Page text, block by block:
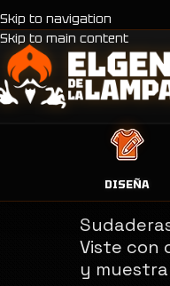
Skip to navigation
Skip to main content
DISEÑA
Viste con
y